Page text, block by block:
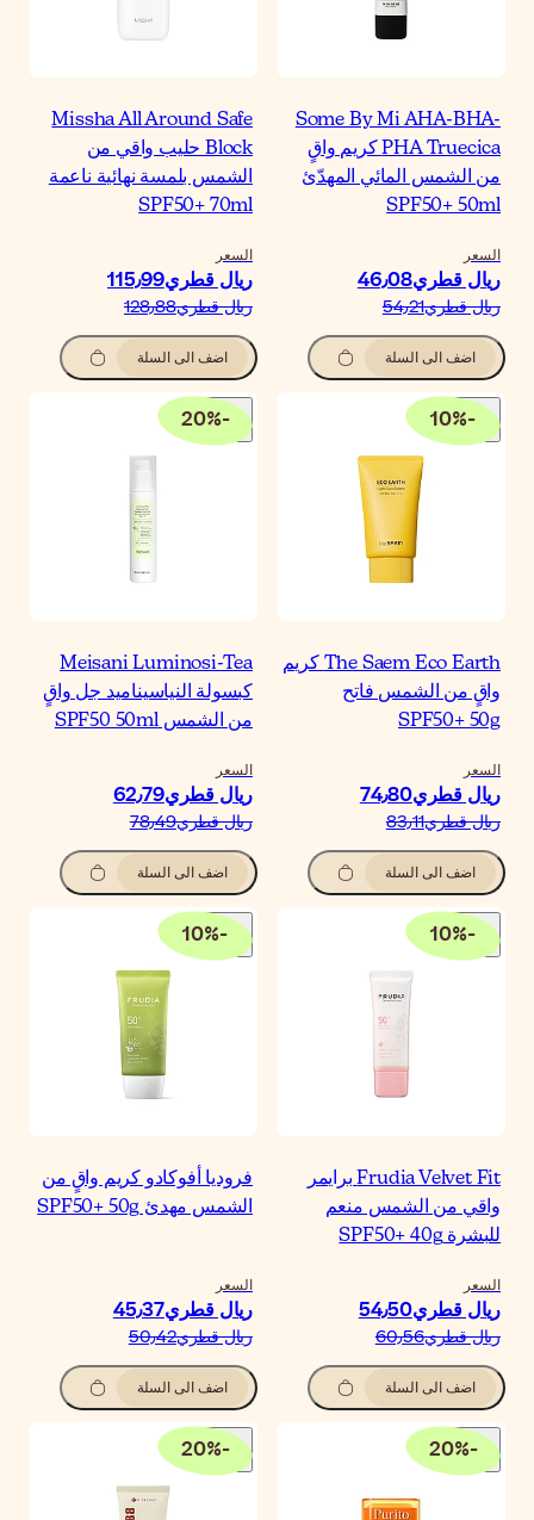
Missha All Around Safe
Block حليب واقي من
الشمس بلمسة نهائية ناعمة
SPF50+ 70ml
السعر
ريال قطري‏115٫99
ريال قطري‏128٫88
اضف الى السلة
20 %
Meisani Luminosi-Tea
كبسولة النياسيناميد جل واقٍ
من الشمس SPF50 50ml
السعر
ريال قطري‏62٫79
ريال قطري‏78٫49
اضف الى السلة
10 %
فروديا أفوكادو كريم واقٍ من
الشمس مهدئ SPF50+ 50g
السعر
ريال قطري‏45٫37
ريال قطري‏50٫42
اضف الى السلة
20 %